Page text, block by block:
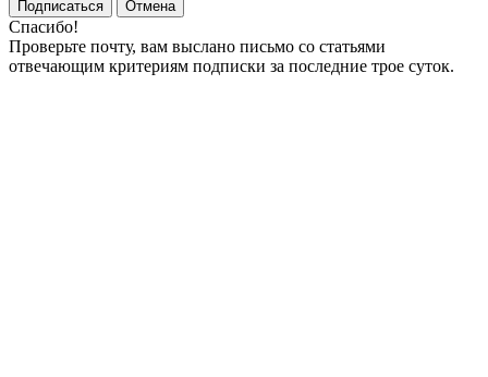
Подписаться
Отмена
Спасибо!
Проверьте почту, вам выслано письмо со статьями
отвечающим критериям подписки за последние трое суток.